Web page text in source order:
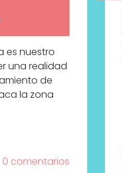
es nuestro
una realidad
de
la zona
0 comentarios